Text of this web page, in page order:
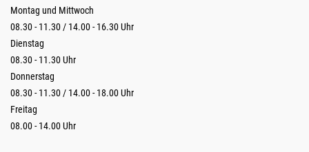
Montag und Mittwoch
08.30 - 11.30 / 14.00 - 16.30 Uhr
Dienstag
08.30 - 11.30 Uhr
Donnerstag
08.30 - 11.30 / 14.00 - 18.00 Uhr
Freitag
08.00 - 14.00 Uhr